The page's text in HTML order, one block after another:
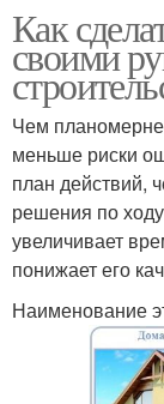
Как
своими
Чем
меньше риски
план действий,
решения по
увеличивает
понижает его
Наименование